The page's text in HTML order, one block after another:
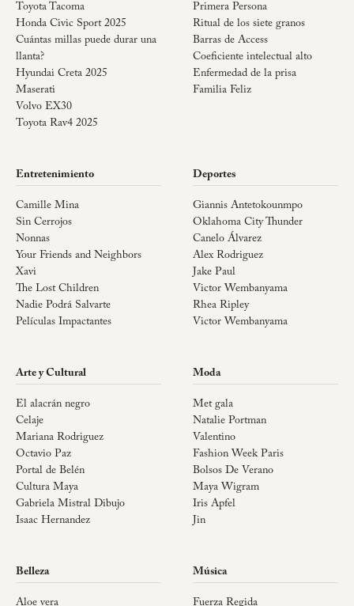
Toyota Tacoma
Honda Civic Sport 2025
Cuántas millas puede durar una
llanta?
Hyundai Creta 2025
Maserati
Volvo EX30
Toyota Rav4 2025
Primera Persona
Ritual de los siete granos
Barras de Access
Coeficiente intelectual alto
Enfermedad de la prisa
Familia Feliz
Entretenimiento
Camille Mina
Sin Cerrojos
Nonnas
Your Friends and Neighbors
Xavi
The Lost Children
Nadie Podrá Salvarte
Películas Impactantes
Deportes
Giannis Antetokounmpo
Oklahoma City Thunder
Canelo Álvarez
Alex Rodriguez
Jake Paul
Victor Wembanyama
Rhea Ripley
Victor Wembanyama
Arte y Cultural
El alacrán negro
Celaje
Mariana Rodriguez
Octavio Paz
Portal de Belén
Cultura Maya
Gabriela Mistral Dibujo
Isaac Hernandez
Moda
Met gala
Natalie Portman
Valentino
Fashion Week Paris
Bolsos De Verano
Maya Wigram
Iris Apfel
Jin
Belleza
Aloe vera
Música
Fuerza Regida